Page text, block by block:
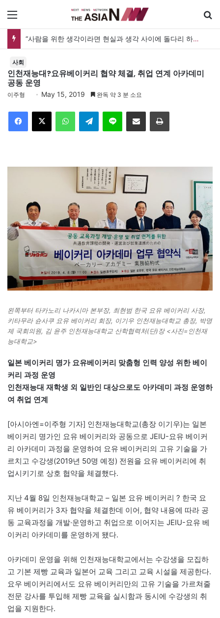
“사람을 위한 생각이라면 현실과 생각 사이에 돌다리 하나는 놓아야 하지 않을까”
사회
인천재능대?요유베이커리 협약 체결, 취업 연계 아카데미
공동 운영
이주형 May 15, 2019 완독 약 3 분 소요
Telegram 이메일
왼쪽부터 타카노리 나카시마 본부장, 최현범 한국 요유 베이커리 사장,
키타무라 슌사쿠 요유 베이커리 회장, 이기우 인천재능대학교 총장, 박명
제 국회의원, 김 윤주 인천재능대학교 산학협력처(단)장 <사진=인천재
능대학교>
일본 베이커리 명가 요유베이커리 맞춤형 인력 양성 위한 베이
커리 과정 운영
인천재능대 재학생 외 일반인 대상으로도 아카데미 과정 운영하
여 취업 연계
[아시아엔=이주형 기자] 인천재능대학교(총장 이기우)는 일본
베이커리 명가인 요유 베이커리와 공동으로 JEIU-요유 베이커
리 아카데미 과정을 운영하여 요유 베이커리의 고유 기술을 가
르치고 수강생(2019년 50명 예정) 전원을 요유 베이커리에 취
업시키기로 상호 협약을 체결했다.
지난 4월 8일 인천재능대학교 – 일본 요유 베이커리 ? 한국 요
유 베이커리가 3자 협약을 체결한데 이어, 협약 내용에 따라 공
동 교육과정을 개발·운영하고 취업으로 이어지는 JEIU-요유 베
이커리 아카데미를 운영하게 됐다.
아카데미 운영을 위해 인천재능대학교에서는 수강생을 모집하
고 기본 제빵 교육과 일본어 교육 그리고 교육 시설을 제공한다.
요우 베이커리에서도 요유 베이커리만의 고유 기술을 가르쳐줄
전문 강사를 투입해 제빵 교육을 실시함과 동시에 수강생의 취
업을 지원한다.